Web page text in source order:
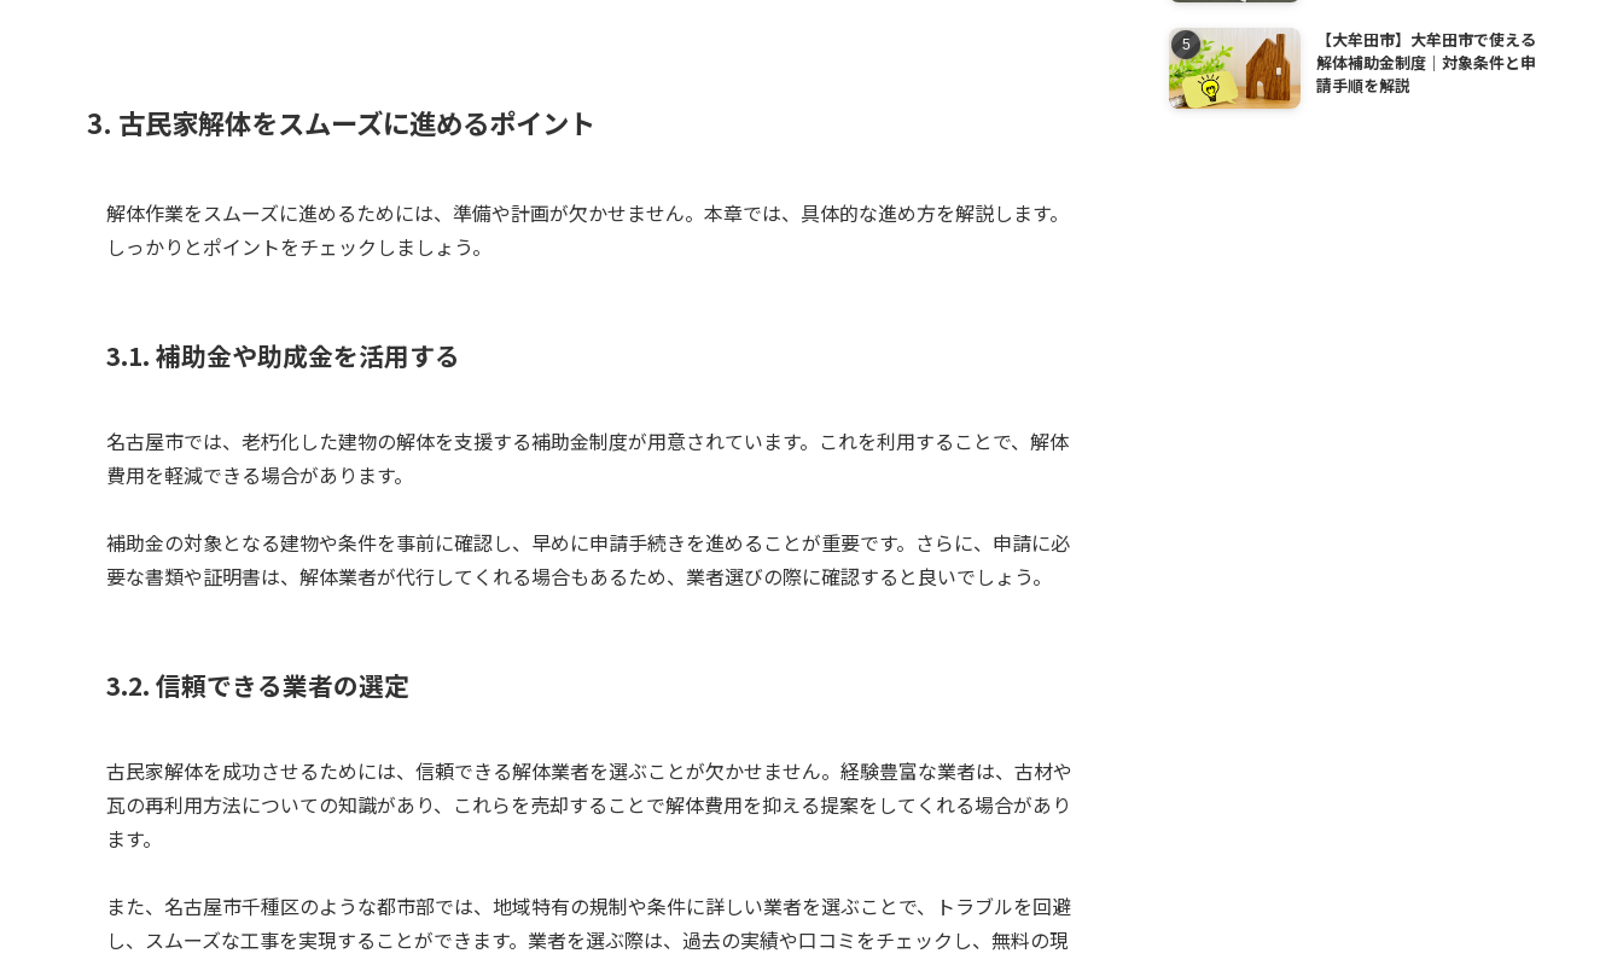
3. 古民家解体をスムーズに進めるポイント
解体作業をスムーズに進めるためには、準備や計画が欠かせません。本章では、具体的な進め方を解説します。
しっかりとポイントをチェックしましょう。
3.1. 補助金や助成金を活用する
名古屋市では、老朽化した建物の解体を支援する補助金制度が用意されています。これを利用することで、解体
費用を軽減できる場合があります。
補助金の対象となる建物や条件を事前に確認し、早めに申請手続きを進めることが重要です。さらに、申請に必
要な書類や証明書は、解体業者が代行してくれる場合もあるため、業者選びの際に確認すると良いでしょう。
3.2. 信頼できる業者の選定
古民家解体を成功させるためには、信頼できる解体業者を選ぶことが欠かせません。経験豊富な業者は、古材や
瓦の再利用方法についての知識があり、これらを売却することで解体費用を抑える提案をしてくれる場合があり
ます。
また、名古屋市千種区のような都市部では、地域特有の規制や条件に詳しい業者を選ぶことで、トラブルを回避
し、スムーズな工事を実現することができます。業者を選ぶ際は、過去の実績や口コミをチェックし、無料の現
【大牟田市】大牟田市で使える
解体補助金制度｜対象条件と申
請手順を解説